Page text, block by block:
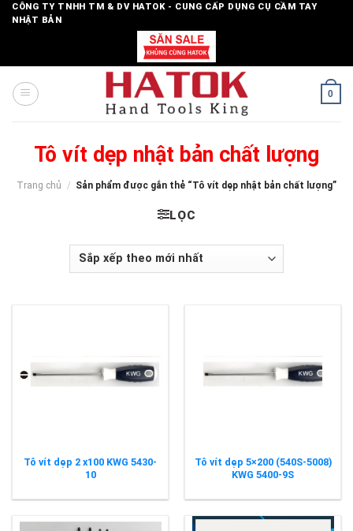
SkipCÔNG TY TNHH TM & DV HATOK - CUNG CẤP DỤNG CỤ CẦM TAY
NHẬT BẢN
0
Tô vít dẹp nhật bản chất lượng
Trang chủ / Sản phẩm được gắn thẻ “Tô vít dẹp nhật bản chất lượng”
LỌC
Tô vít dẹp 2 x100 KWG 5430-
10
Tô vít dẹp 5×200 (540S-5008)
KWG 5400-9S